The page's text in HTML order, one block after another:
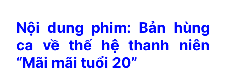
Nội dung phim: Bản hùng
ca về thế hệ thanh niên
“Mãi mãi tuổi 20”